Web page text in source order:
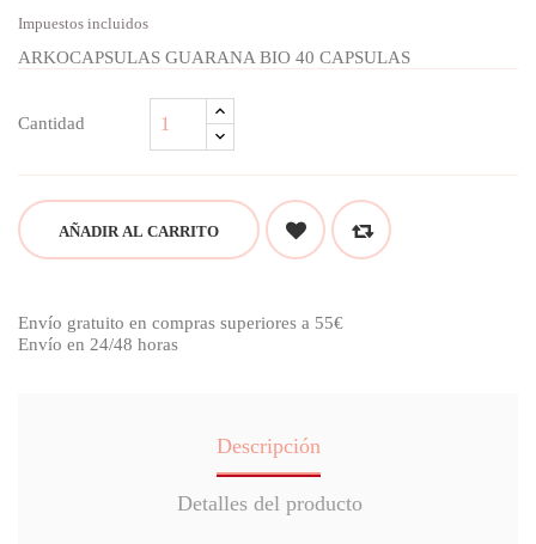
Impuestos incluidos
ARKOCAPSULAS GUARANA BIO 40 CAPSULAS
Cantidad
AÑADIR AL CARRITO
Envío gratuito en compras superiores a 55€
Envío en 24/48 horas
Descripción
Detalles del producto